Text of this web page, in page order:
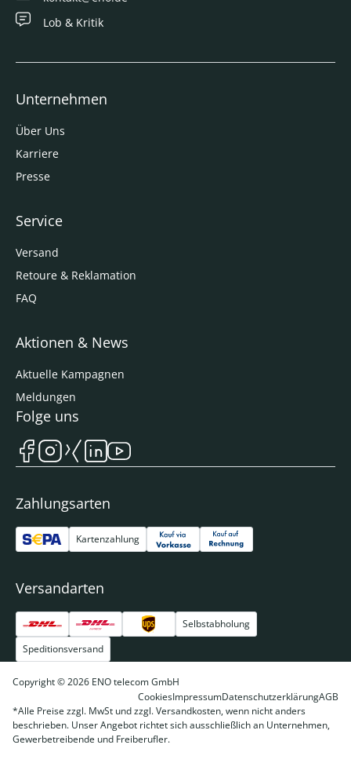
Lob & Kritik
Unternehmen
Über Uns
Karriere
Presse
Service
Versand
Retoure & Reklamation
FAQ
Aktionen & News
Aktuelle Kampagnen
Meldungen
Zahlungsarten
Kartenzahlung
Versandarten
Selbstabholung
Speditionsversand
Folge uns
Copyright © 2026 ENO telecom GmbH
CookiesImpressumDatenschutzerklärungAGB
*Alle Preise zzgl. MwSt und zzgl. Versandkosten, wenn nicht anders
beschrieben. Unser Angebot richtet sich ausschließlich an Unternehmen,
Gewerbetreibende und Freiberufler.